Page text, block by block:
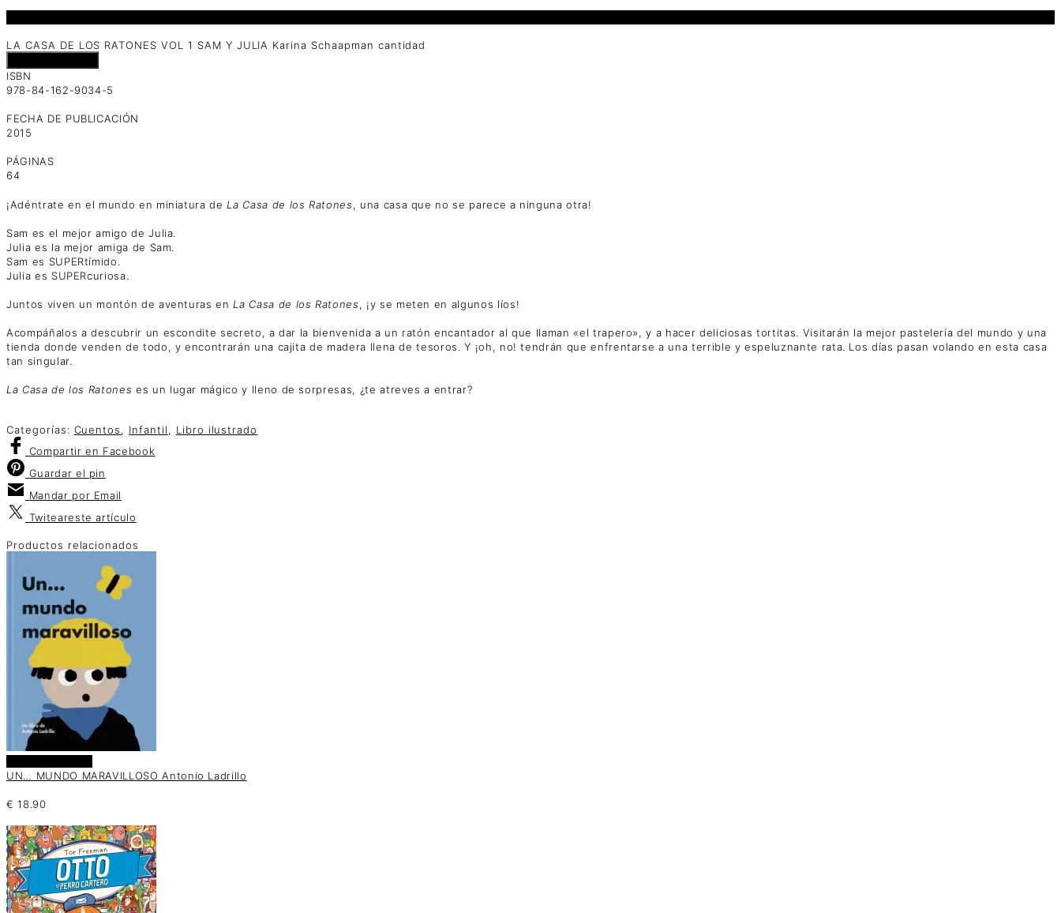
LA CASA DE LOS RATONES VOL 1 SAM Y JULIA Karina Schaapman cantidad
ISBN
978-84-162-9034-5
FECHA DE PUBLICACIÓN
2015
PÁGINAS
64
¡Adéntrate en el mundo en miniatura deLa Casa de los Ratones, una casa que no se parece a ninguna otra!
Sam es el mejor amigo de Julia.
Julia es la mejor amiga de Sam.
Sam es SUPERtímido.
Julia es SUPERcuriosa.
Juntos viven un montón de aventuras enLa Casa de los Ratones, ¡y se meten en algunos líos!
Acompáñalos a descubrir un escondite secreto, a dar la bienvenida a un ratón encantador al que llaman «el trapero», y a hacer deliciosas tortitas. Visitarán la mejor pastelería del mundo y una
tienda donde venden de todo, y encontrarán una cajita de madera llena de tesoros. Y ¡oh, no! tendrán que enfrentarse a una terrible y espeluznante rata. Los días pasan volando en esta casa
tan singular.
La Casa de los Ratones es un lugar mágico y lleno de sorpresas, ¿te atreves a entrar?
Categorías: Cuentos, Infantil, Libro ilustrado
Compartir en Facebook
Guardar el pin
Mandar por Email
Twiteareste artículo
Productos relacionados
UN… MUNDO MARAVILLOSO Antonio Ladrillo
€ 18.90